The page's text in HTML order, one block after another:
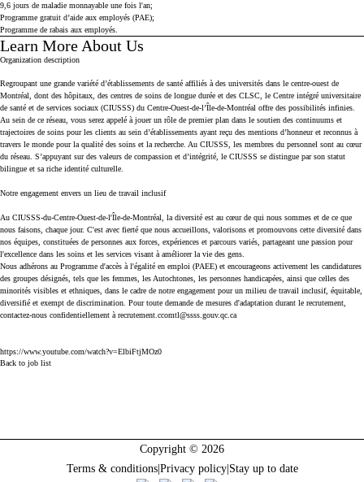
9,6 jours de maladie monnayable une fois l'an;
Programme gratuit d’aide aux employés (PAE);
Programme de rabais aux employés.
Learn More About Us
Press space or enter keys to toggle section visibility
Organization description
Regroupant une grande variété d’établissements de santé affiliés à des universités dans le centre-ouest de
Montréal, dont des hôpitaux, des centres de soins de longue durée et des CLSC, le Centre intégré universitaire
de santé et de services sociaux (CIUSSS) du Centre-Ouest-de-l’Île-de-Montréal offre des possibilités infinies.
Au sein de ce réseau, vous serez appelé à jouer un rôle de premier plan dans le soutien des continuums et
trajectoires de soins pour les clients au sein d’établissements ayant reçu des mentions d’honneur et reconnus à
travers le monde pour la qualité des soins et la recherche. Au CIUSSS, les membres du personnel sont au cœur
du réseau. S’appuyant sur des valeurs de compassion et d’intégrité, le CIUSSS se distingue par son statut
bilingue et sa riche identité culturelle.
Notre engagement envers un lieu de travail inclusif
Au CIUSSS-du-Centre-Ouest-de-l'Île-de-Montréal, la diversité est au cœur de qui nous sommes et de ce que
nous faisons, chaque jour. C'est avec fierté que nous accueillons, valorisons et promouvons cette diversité dans
nos équipes, constituées de personnes aux forces, expériences et parcours variés, partageant une passion pour
l'excellence dans les soins et les services visant à améliorer la vie des gens.
Nous adhérons au Programme d'accès à l'égalité en emploi (PAEE) et encourageons activement les candidatures
des groupes désignés, tels que les femmes, les Autochtones, les personnes handicapées, ainsi que celles des
minorités visibles et ethniques, dans le cadre de notre engagement pour un milieu de travail inclusif, équitable,
diversifié et exempt de discrimination. Pour toute demande de mesures d'adaptation durant le recrutement,
contactez-nous confidentiellement à recrutement.ccomtl@ssss.gouv.qc.ca
https://www.youtube.com/watch?v=ElbiFtjMOz0
Back to job list
Copyright © 2026
Terms & conditions| Privacy policy| Stay up to date